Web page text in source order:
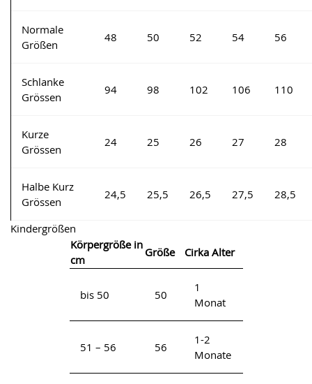
Normale
Größen
48 50 52 54 56
Schlanke
Grössen
94 98 102 106 110
Kurze
Grössen
24 25 26 27 28
Halbe Kurz
Grössen
24,5 25,5 26,5 27,5 28,5
Kindergrößen
Körpergröße in
cm
Größe Cirka Alter
bis 50 50
1
Monat
51 – 56 56
1-2
Monate